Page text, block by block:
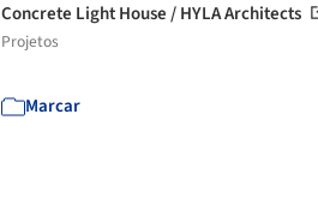
Concrete Light House / HYLA Architects
Projetos
Marcar